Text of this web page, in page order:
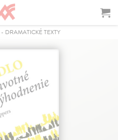
- DRAMATICKÉ TEXTY